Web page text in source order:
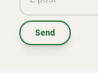
Send